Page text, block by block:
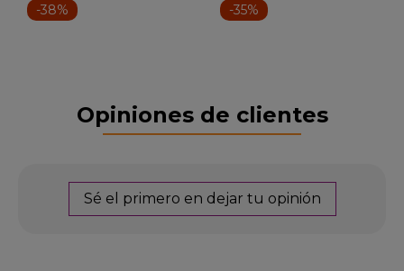
-38% -35%
Opiniones de clientes
Sé el primero en dejar tu opinión